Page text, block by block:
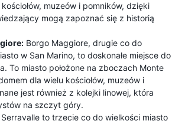
muzeów i pomników, dzięki
mogą zapoznać się z historią
Borgo Maggiore, drugie co do
w San Marino, to doskonałe miejsce do
To miasto położone na zboczach Monte
dla wielu kościołów, muzeów i
jest również z kolejki linowej, która
na szczyt góry.
Serravalle to trzecie co do wielkości miasto